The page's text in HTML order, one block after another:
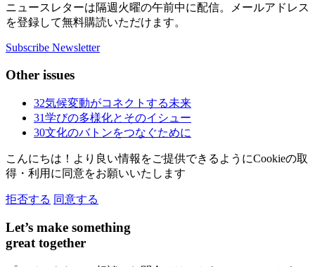
ニュースレターは隔週火曜の午前中に配信。メールアドレス
を登録して無料購読いただけます。
Subscribe Newsletter
Other issues
32気候変動がコネクトする未来
31学びの多様化とそのイシュー
30文化のバトンをつなぐために
こんにちは！より良い情報をご提供できるようにCookieの取
得・利用に同意をお願いいたします
拒否する 同意する
Let’s make something
great together